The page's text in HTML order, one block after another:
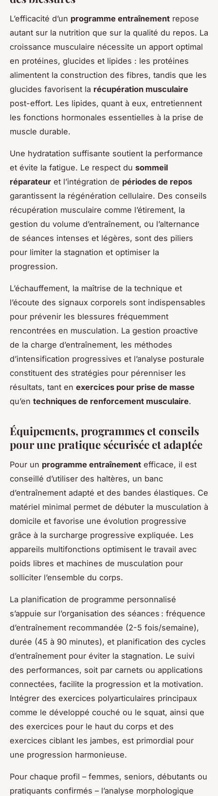
L’efficacité d’un programme entraînement repose
autant sur la nutrition que sur la qualité du repos. La
croissance musculaire nécessite un apport optimal
en protéines, glucides et lipides : les protéines
alimentent la construction des fibres, tandis que les
glucides favorisent la récupération musculaire
post-effort. Les lipides, quant à eux, entretiennent
les fonctions hormonales essentielles à la prise de
muscle durable.
Une hydratation suffisante soutient la performance
et évite la fatigue. Le respect du sommeil
réparateur et l’intégration de périodes de repos
garantissent la régénération cellulaire. Des conseils
récupération musculaire comme l’étirement, la
gestion du volume d’entraînement, ou l’alternance
de séances intenses et légères, sont des piliers
pour limiter la stagnation et optimiser la
progression.
L’échauffement, la maîtrise de la technique et
l’écoute des signaux corporels sont indispensables
pour prévenir les blessures fréquemment
rencontrées en musculation. La gestion proactive
de la charge d’entraînement, les méthodes
d’intensification progressives et l’analyse posturale
constituent des stratégies pour pérenniser les
résultats, tant en exercices pour prise de masse
qu’en techniques de renforcement musculaire.
Équipements, programmes et conseils
pour une pratique sécurisée et adaptée
Pour un programme entraînement efficace, il est
conseillé d’utiliser des haltères, un banc
d’entraînement adapté et des bandes élastiques. Ce
matériel minimal permet de débuter la musculation à
domicile et favorise une évolution progressive
grâce à la surcharge progressive expliquée. Les
appareils multifonctions optimisent le travail avec
poids libres et machines de musculation pour
solliciter l’ensemble du corps.
La planification de programme personnalisé
s’appuie sur l’organisation des séances : fréquence
d’entraînement recommandée (2-5 fois/semaine),
durée (45 à 90 minutes), et planification des cycles
d’entraînement pour éviter la stagnation. Le suivi
des performances, soit par carnets ou applications
connectées, facilite la progression et la motivation.
Intégrer des exercices polyarticulaires principaux
comme le développé couché ou le squat, ainsi que
des exercices pour le haut du corps et des
exercices ciblant les jambes, est primordial pour
une progression harmonieuse.
Pour chaque profil – femmes, seniors, débutants ou
pratiquants confirmés – l’analyse morphologique